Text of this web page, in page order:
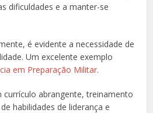
dificuldades e a manter-se
é evidente a necessidade de
Um excelente exemplo
em Preparação Militar.
abrangente, treinamento
habilidades de liderança e